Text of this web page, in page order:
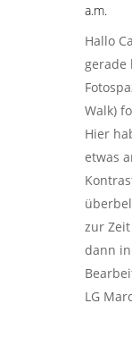
a.m.
Hallo
gerade
Walk)
Hier
etwas
zur
dann
LG